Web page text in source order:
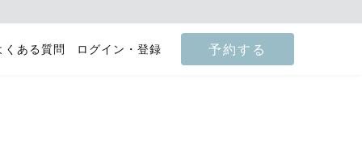
くある質問 ログイン・登録 予約する